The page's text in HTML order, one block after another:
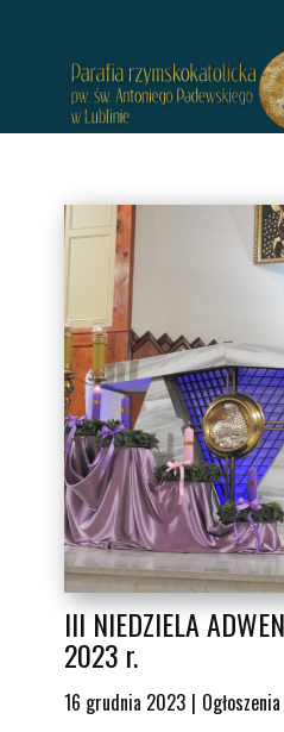
III NIEDZIELA
2023 r.
16 grudnia 2023